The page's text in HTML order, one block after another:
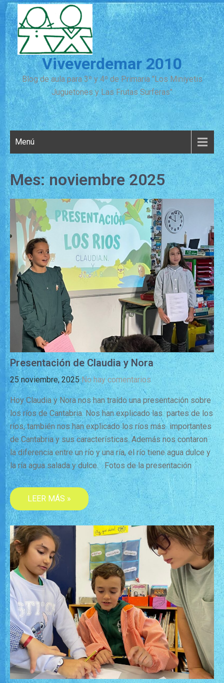
Viveverdemar 2010
Blog de aula para 3º y 4º de Primaria "Los Miniyetis
Juguetones y Las Frutas Surferas"
Menú
Mes:noviembre 2025
Presentación de Claudia y Nora
25 noviembre, 2025 No hay comentarios
Hoy Claudia y Nora nos han traído una presentación sobre
los ríos de Cantabria. Nos han explicado las partes de los
ríos, también nos han explicado los ríos más importantes
de Cantabria y sus características. Además nos contaron
la diferencia entre un río y una ría, el río tiene agua dulce y
la ría agua salada y dulce. Fotos de la presentación
LEER MÁS »